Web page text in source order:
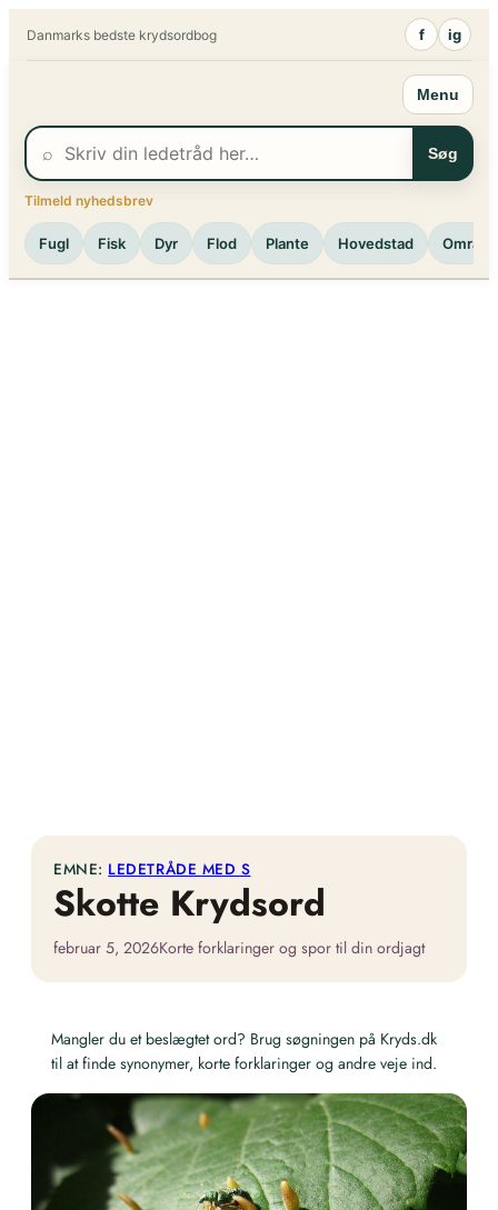
Danmarks bedste krydsordbog f ig
Menu
⌕ Søg
Tilmeld nyhedsbrev
Fugl Fisk Dyr Flod Plante Hovedstad Område
EMNE: LEDETRÅDE MED S
Skotte Krydsord
februar 5, 2026Korte forklaringer og spor til din ordjagt
Mangler du et beslægtet ord? Brug søgningen på Kryds.dk
til at finde synonymer, korte forklaringer og andre veje ind.